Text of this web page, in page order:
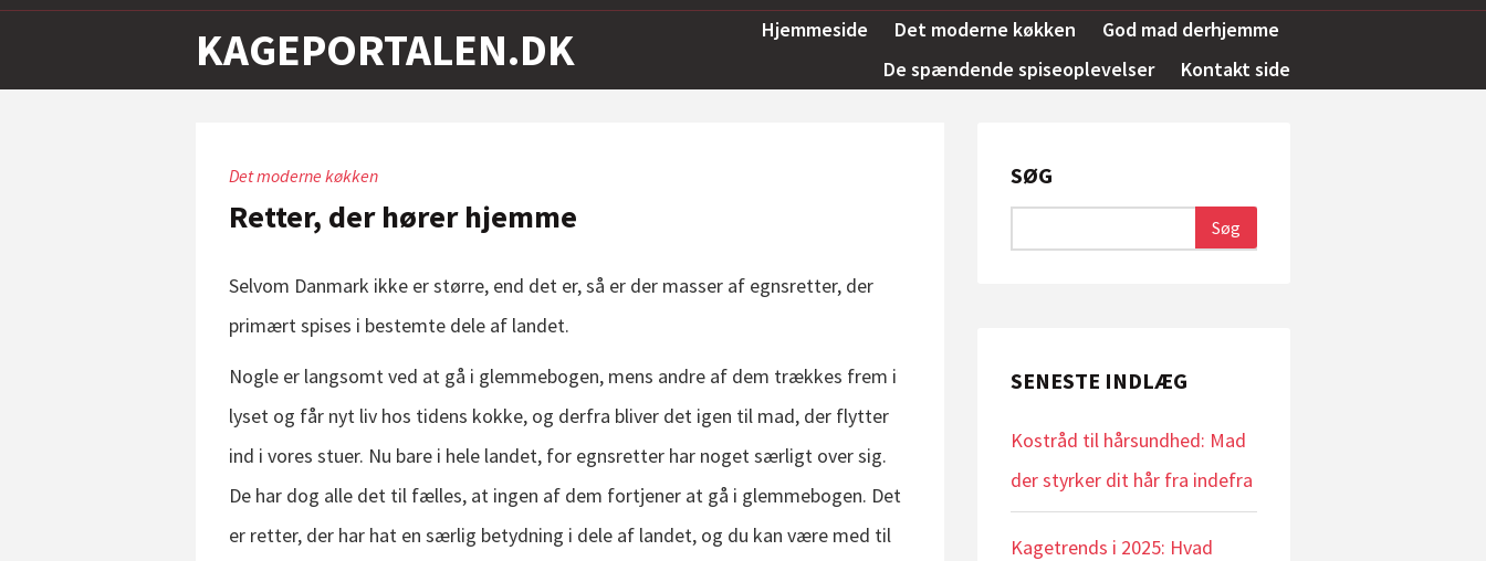
KAGEPORTALEN.DK Hjemmeside Det moderne køkken
God mad derhjemme
De spændende spiseoplevelser
Kontakt side
Det moderne køkken
Retter, der hører hjemme
Selvom Danmark ikke er større, end det er, så er der masser af egnsretter, der
primært spises i bestemte dele af landet.
Nogle er langsomt ved at gå i glemmebogen, mens andre af dem trækkes frem i
lyset og får nyt liv hos tidens kokke, og derfra bliver det igen til mad, der flytter
ind i vores stuer. Nu bare i hele landet, for egnsretter har noget særligt over sig.
De har dog alle det til fælles, at ingen af dem fortjener at gå i glemmebogen. Det
er retter, der har hat en særlig betydning i dele af landet, og du kan være med til
SØG
SENESTE INDLÆG
Kostråd til hårsundhed: Mad
der styrker dit hår fra indefra
Kagetrends i 2025: Hvad